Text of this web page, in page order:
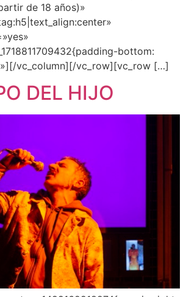
de 18 años)»
bottom:
vc_column][/vc_row][vc_row […]
DEL HIJO